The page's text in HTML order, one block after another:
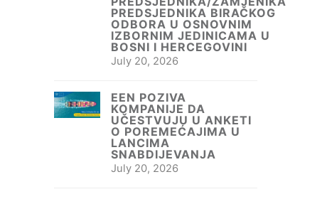
PREDSJEDNIKA BIRAČKOG
ODBORA U OSNOVNIM
IZBORNIM JEDINICAMA U
BOSNI I HERCEGOVINI
July 20, 2026
EEN POZIVA
KOMPANIJE DA
UČESTVUJU U ANKETI
O POREMEĆAJIMA U
LANCIMA
SNABDIJEVANJA
July 20, 2026